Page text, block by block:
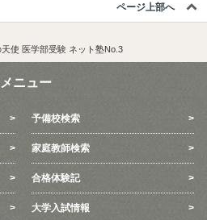
ページ上部へ
使 医学部受験 ネット塾No.3
メニュー
予備校検索
家庭教師検索
合格体験記
大学入試情報